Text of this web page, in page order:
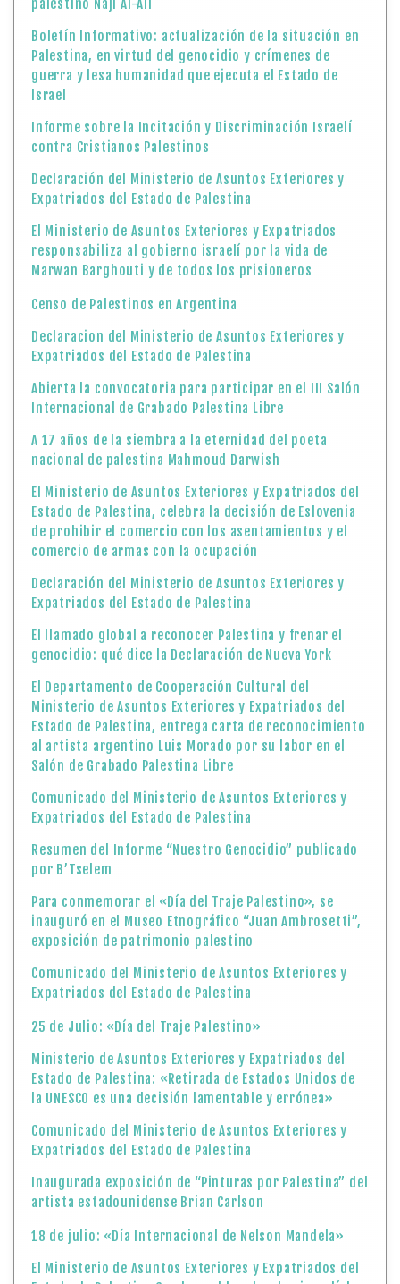
palestino Naji Al-Ali
Boletín Informativo: actualización de la situación en
Palestina, en virtud del genocidio y crímenes de
guerra y lesa humanidad que ejecuta el Estado de
Israel
Informe sobre la Incitación y Discriminación Israelí
contra Cristianos Palestinos
Declaración del Ministerio de Asuntos Exteriores y
Expatriados del Estado de Palestina
El Ministerio de Asuntos Exteriores y Expatriados
responsabiliza al gobierno israelí por la vida de
Marwan Barghouti y de todos los prisioneros
Censo de Palestinos en Argentina
Declaracion del Ministerio de Asuntos Exteriores y
Expatriados del Estado de Palestina
Abierta la convocatoria para participar en el III Salón
Internacional de Grabado Palestina Libre
A 17 años de la siembra a la eternidad del poeta
nacional de palestina Mahmoud Darwish
El Ministerio de Asuntos Exteriores y Expatriados del
Estado de Palestina, celebra la decisión de Eslovenia
de prohibir el comercio con los asentamientos y el
comercio de armas con la ocupación
Declaración del Ministerio de Asuntos Exteriores y
Expatriados del Estado de Palestina
El llamado global a reconocer Palestina y frenar el
genocidio: qué dice la Declaración de Nueva York
El Departamento de Cooperación Cultural del
Ministerio de Asuntos Exteriores y Expatriados del
Estado de Palestina, entrega carta de reconocimiento
al artista argentino Luis Morado por su labor en el
Salón de Grabado Palestina Libre
Comunicado del Ministerio de Asuntos Exteriores y
Expatriados del Estado de Palestina
Resumen del Informe “Nuestro Genocidio” publicado
por B’Tselem
Para conmemorar el «Día del Traje Palestino», se
inauguró en el Museo Etnográfico “Juan Ambrosetti”,
exposición de patrimonio palestino
Comunicado del Ministerio de Asuntos Exteriores y
Expatriados del Estado de Palestina
25 de Julio: «Día del Traje Palestino»
Ministerio de Asuntos Exteriores y Expatriados del
Estado de Palestina: «Retirada de Estados Unidos de
la UNESCO es una decisión lamentable y errónea»
Comunicado del Ministerio de Asuntos Exteriores y
Expatriados del Estado de Palestina
Inaugurada exposición de “Pinturas por Palestina” del
artista estadounidense Brian Carlson
18 de julio: «Día Internacional de Nelson Mandela»
El Ministerio de Asuntos Exteriores y Expatriados del